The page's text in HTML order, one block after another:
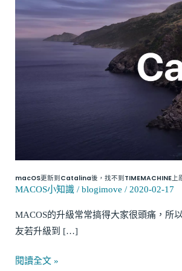
macOS更新到Catalina後，找不到TIMEMACHINE上
MACOS小知識 /blogimove/ 2020-02-17
MACOS的升級常常搞得大家很頭痛，所
友若升級到 […]
新
原
來
的
只
閱讀全文 »